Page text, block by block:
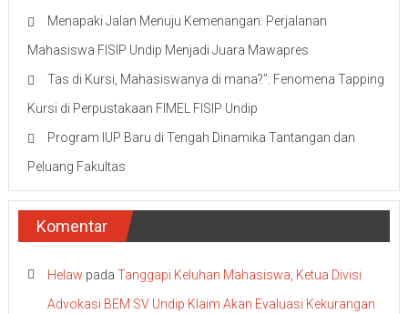
Menapaki Jalan Menuju Kemenangan: Perjalanan
Mahasiswa FISIP Undip Menjadi Juara Mawapres
Tas di Kursi, Mahasiswanya di mana?”: Fenomena Tapping
Kursi di Perpustakaan FIMEL FISIP Undip
Program IUP Baru di Tengah Dinamika Tantangan dan
Peluang Fakultas
Komentar
Helaw pada Tanggapi Keluhan Mahasiswa, Ketua Divisi
Advokasi BEM SV Undip Klaim Akan Evaluasi Kekurangan